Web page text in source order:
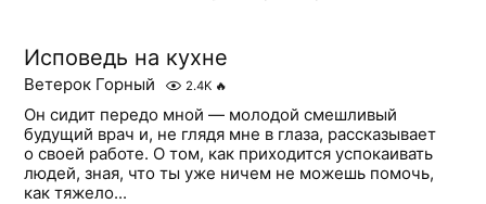
Исповедь на кухне
Ветерок Горный 2.4K 🔥
Он сидит передо мной — молодой смешливый
будущий врач и, не глядя мне в глаза, рассказывает
о своей работе. О том, как приходится успокаивать
людей, зная, что ты уже ничем не можешь помочь,
как тяжело...